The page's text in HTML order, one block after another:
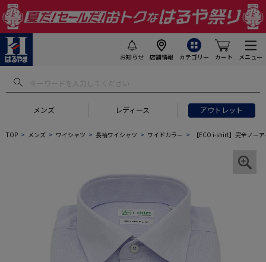
お知らせ 店舗情報 カテゴリー カート メニュー
メンズ レディース アウトレット
TOP メンズ ワイシャツ 長袖ワイシャツ ワイドカラー 【ECO i-shirt】完全ノー